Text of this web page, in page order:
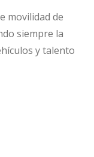
movilidad de
siempre la
y talento